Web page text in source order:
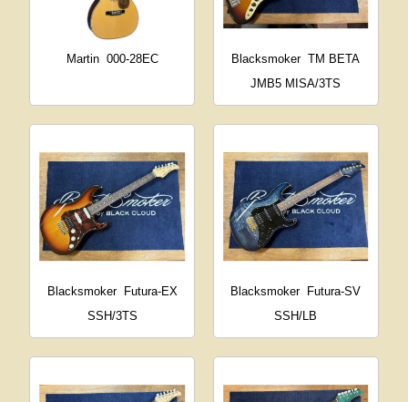
Martin 000-28EC Blacksmoker TM BETA
JMB5 MISA/3TS
Blacksmoker
Futura-EX
SSH/3TS
Blacksmoker
Futura-SV
SSH/LB